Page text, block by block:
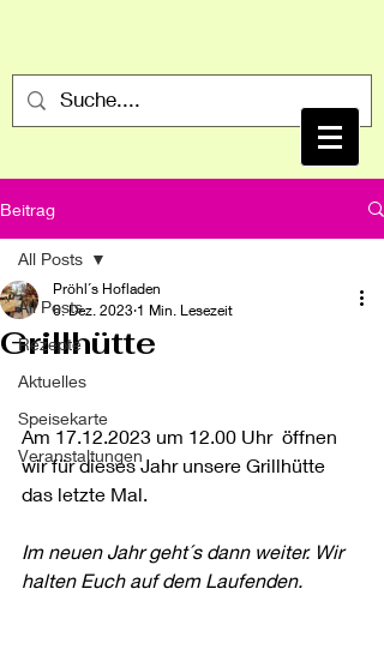
Beitrag
All Posts
Rezepte
Aktuelles
Speisekarte
Veranstaltungen
All Posts
Grillhütte
Pröhl´s Hofladen
6. Dez. 2023 1 Min. Lesezeit
Am 17.12.2023 um 12.00 Uhr  öffnen
wir für dieses Jahr unsere Grillhütte
das letzte Mal.
Im neuen Jahr geht´s dann weiter. Wir
halten Euch auf dem Laufenden.